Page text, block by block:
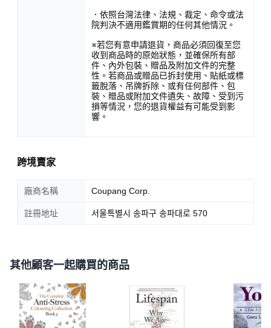
．依照台灣法律、法規、裁定、命令或法
院判決不適用鑑賞期的任何其他情況。
※若您有意申請退貨，商品必須回復至您
收到商品時的原始狀態，並確保所有部
件、內外包裝、贈品及附加文件的完整
性。若商品或贈品已拆封使用、貼紙或標
籤脫落、吊牌拆除、或有任何部件、包
裝、贈品或附加文件遺失、故障、受到污
損等情況，您的退貨權益有可能受到影
響。
跨境賣家
廠商名稱 Coupang Corp.
註冊地址 서울특별시 송파구 송파대로 570
其他顧客一起購買的商品